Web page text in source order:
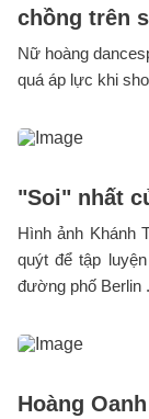
chồng trên
Nữ hoàng
quá áp lực khi
"Soi" nhất
Hình ảnh Khánh
quýt để tập
đường phố Berlin
Hoàng